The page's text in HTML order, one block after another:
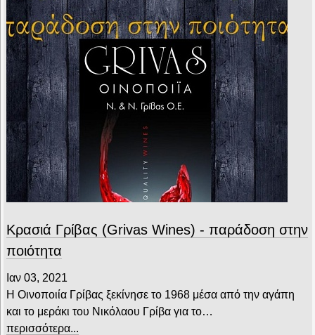
Κρασιά Γρίβας (Grivas Wines) - παράδοση στην
ποιότητα
Ιαν 03, 2021
Η Οινοποιία Γρίβας ξεκίνησε το 1968 μέσα από την αγάπη
και το μεράκι του Νικόλαου Γρίβα για το…
περισσότερα...